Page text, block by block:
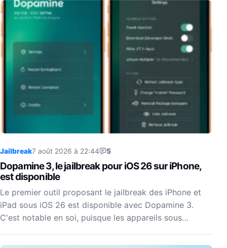
Jailbreak7 août 2026 à 22:44 5
Dopamine 3, le jailbreak pour iOS 26 sur iPhone,
est disponible
Le premier outil proposant le jailbreak des iPhone et
iPad sous iOS 26 est disponible avec Dopamine 3.
C'est notable en soi, puisque les appareils sous…